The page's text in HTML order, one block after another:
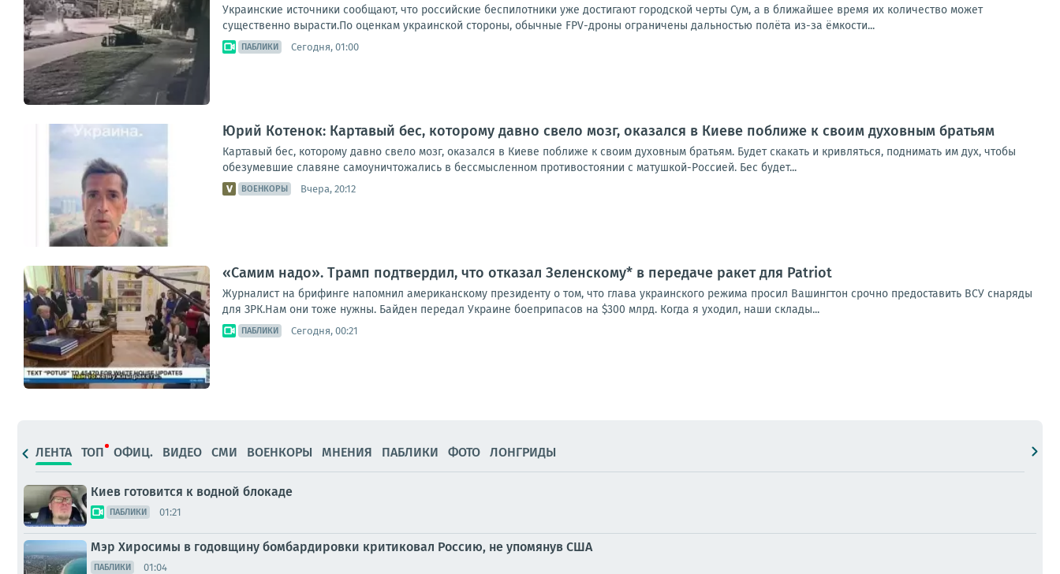
Украинские источники сообщают, что российские беспилотники уже достигают городской черты Сум, а в ближайшее время их количество может
существенно вырасти.По оценкам украинской стороны, обычные FPV-дроны ограничены дальностью полёта из-за ёмкости...
ПАБЛИКИ Сегодня, 01:00
Юрий Котенок: Картавый бес, которому давно свело мозг, оказался в Киеве поближе к своим духовным братьям
Картавый бес, которому давно свело мозг, оказался в Киеве поближе к своим духовным братьям. Будет скакать и кривляться, поднимать им дух, чтобы
обезумевшие славяне самоуничтожались в бессмысленном противостоянии с матушкой-Россией. Бес будет...
ВОЕНКОРЫ Вчера, 20:12
«Самим надо». Трамп подтвердил, что отказал Зеленскому* в передаче ракет для Patriot
Журналист на брифинге напомнил американскому президенту о том, что глава украинского режима просил Вашингтон срочно предоставить ВСУ снаряды
для ЗРК.Нам они тоже нужны. Байден передал Украине боеприпасов на $300 млрд. Когда я уходил, наши склады...
ПАБЛИКИ Сегодня, 00:21
ЛЕНТА ТОП ОФИЦ. ВИДЕО СМИ ВОЕНКОРЫ МНЕНИЯ ПАБЛИКИ ФОТО ЛОНГРИДЫ
Киев готовится к водной блокаде
ПАБЛИКИ 01:21
Мэр Хиросимы в годовщину бомбардировки критиковал Россию, не упомянув США
ПАБЛИКИ 01:04